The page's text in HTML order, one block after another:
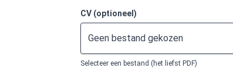
CV (optioneel)
Geen bestand gekozen
Selecteer een bestand (het liefst PDF)